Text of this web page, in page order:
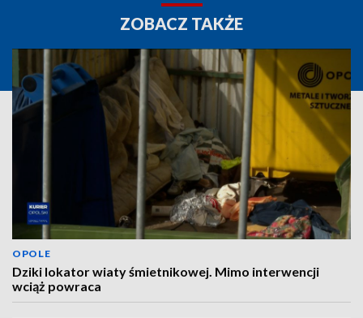
ZOBACZ TAKŻE
OPOLE
Dziki lokator wiaty śmietnikowej. Mimo interwencji
wciąż powraca